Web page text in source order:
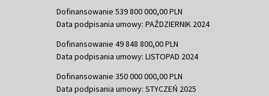
Dofinansowanie 539 800 000,00 PLN
Data podpisania umowy: PAŹDZIERNIK 2024
Dofinansowanie 49 848 800,00 PLN
Data podpisania umowy: LISTOPAD 2024
Dofinansowanie 350 000 000,00 PLN
Data podpisania umowy: STYCZEŃ 2025